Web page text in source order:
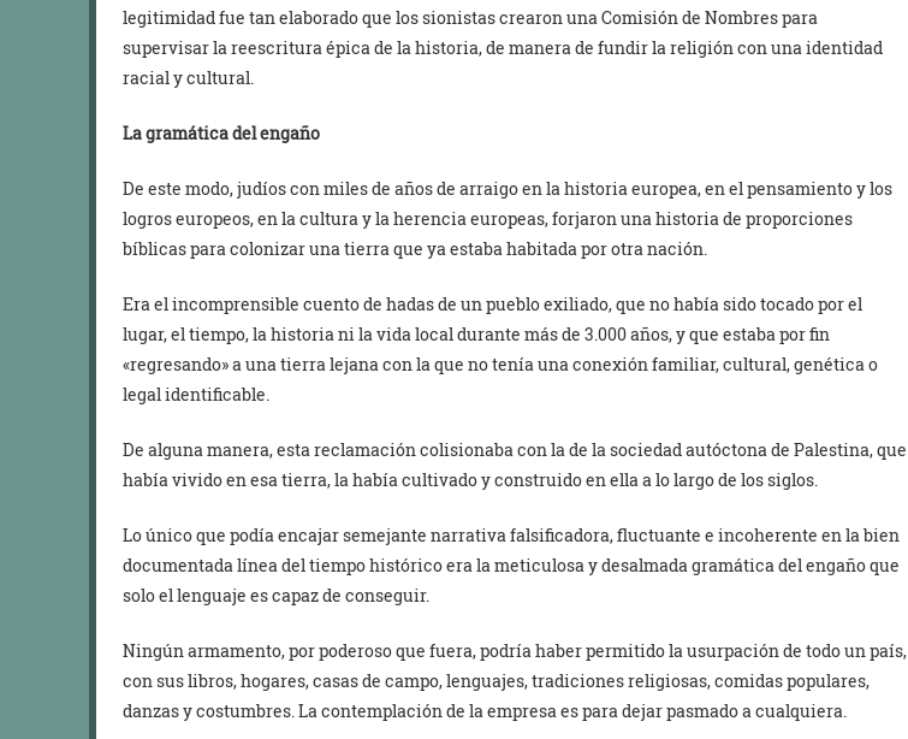
legitimidad fue tan elaborado que los sionistas crearon una Comisión de Nombres para
supervisar la reescritura épica de la historia, de manera de fundir la religión con una identidad
racial y cultural.
La gramática del engaño
De este modo, judíos con miles de años de arraigo en la historia europea, en el pensamiento y los
logros europeos, en la cultura y la herencia europeas, forjaron una historia de proporciones
bíblicas para colonizar una tierra que ya estaba habitada por otra nación.
Era el incomprensible cuento de hadas de un pueblo exiliado, que no había sido tocado por el
lugar, el tiempo, la historia ni la vida local durante más de 3.000 años, y que estaba por fin
«regresando» a una tierra lejana con la que no tenía una conexión familiar, cultural, genética o
legal identificable.
De alguna manera, esta reclamación colisionaba con la de la sociedad autóctona de Palestina, que
había vivido en esa tierra, la había cultivado y construido en ella a lo largo de los siglos.
Lo único que podía encajar semejante narrativa falsificadora, fluctuante e incoherente en la bien
documentada línea del tiempo histórico era la meticulosa y desalmada gramática del engaño que
solo el lenguaje es capaz de conseguir.
Ningún armamento, por poderoso que fuera, podría haber permitido la usurpación de todo un país,
con sus libros, hogares, casas de campo, lenguajes, tradiciones religiosas, comidas populares,
danzas y costumbres. La contemplación de la empresa es para dejar pasmado a cualquiera.